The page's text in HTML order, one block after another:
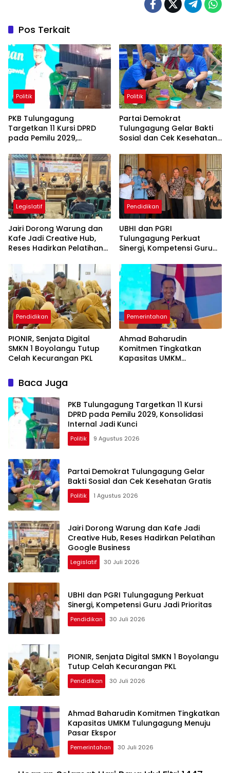
Pos Terkait
Politik
PKB Tulungagung
Targetkan 11 Kursi DPRD
pada Pemilu 2029,
Kunci
Politik
Partai Demokrat
Tulungagung Gelar Bakti
Sosial dan Cek Kesehatan
Legislatif
Jairi Dorong Warung dan
Kafe Jadi Creative Hub,
Reses Hadirkan Pelatihan
Pendidikan
UBHI dan PGRI
Tulungagung Perkuat
Sinergi, Kompetensi Guru
Pendidikan
PIONIR, Senjata Digital
SMKN 1 Boyolangu Tutup
Celah Kecurangan PKL
Pemerintahan
Ahmad Baharudin
Komitmen Tingkatkan
Kapasitas UMKM
Baca Juga
PKB Tulungagung Targetkan 11 Kursi
DPRD pada Pemilu 2029, Konsolidasi
Internal Jadi Kunci
Politik 9 Agustus 2026
Partai Demokrat Tulungagung Gelar
Bakti Sosial dan Cek Kesehatan Gratis
Politik 1 Agustus 2026
Jairi Dorong Warung dan Kafe Jadi
Creative Hub, Reses Hadirkan Pelatihan
Google Business
Legislatif 30 Juli 2026
UBHI dan PGRI Tulungagung Perkuat
Sinergi, Kompetensi Guru Jadi Prioritas
Pendidikan 30 Juli 2026
PIONIR, Senjata Digital SMKN 1 Boyolangu
Tutup Celah Kecurangan PKL
Pendidikan 30 Juli 2026
Ahmad Baharudin Komitmen Tingkatkan
Kapasitas UMKM Tulungagung Menuju
Pasar Ekspor
Pemerintahan 30 Juli 2026